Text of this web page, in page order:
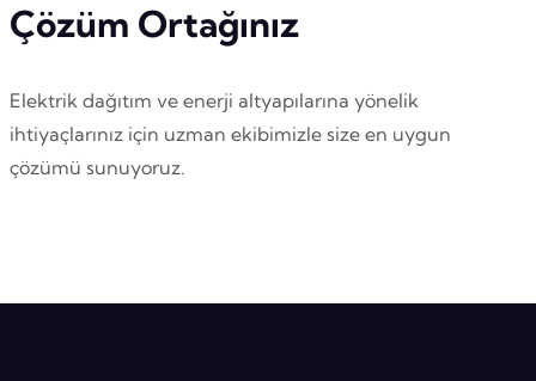
Çözüm Ortağınız
Elektrik dağıtım ve enerji altyapılarına yönelik
ihtiyaçlarınız için uzman ekibimizle size en uygun
çözümü sunuyoruz.